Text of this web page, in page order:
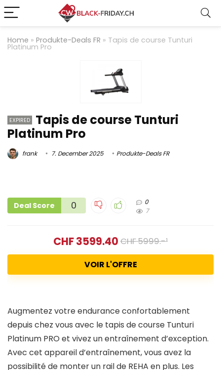
Home » Produkte-Deals FR » Tapis de course Tunturi
Platinum Pro
EXPIRED
Tapis de course Tunturi
Platinum Pro
frank 7. December 2025 Produkte-Deals FR
Deal Score 0
0
7
CHF 3599.40 CHF 5999.-¹
VOIR L'OFFRE
Augmentez votre endurance confortablement
depuis chez vous avec le tapis de course Tunturi
Platinum PRO et vivez un entraînement d’exception.
Avec cet appareil d’entraînement, vous avez la
possibilité de monter un rail de REHA en plus. Les